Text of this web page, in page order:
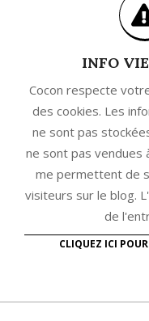
INFO
Cocon respecte
des cookies. Les
ne sont pas
ne sont pas vendues
me permettent de
visiteurs sur le blog.
de
CLIQUEZ ICI